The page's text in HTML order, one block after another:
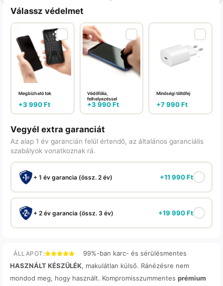
Válassz védelmet
Megbízható tok
+3 990Ft
Védőfólia,
felhelyezéssel
+3 990Ft
Minőségi töltőfej
+7 990Ft
Vegyél extra garanciát
Az alap 1 év garancián felül értendő, az általános garanciális
szabályok vonatkoznak rá.
+ 1 év garancia (össz. 2 év) +11 990Ft
+ 2 év garancia (össz. 3 év) +19 990Ft
ÁLLAPOT:
99%-ban karc- és sérülésmentes
HASZNÁLT KÉSZÜLÉK, makulátlan külső. Ránézésre nem
mondod meg, hogy használt. Kompromisszummentes prémium